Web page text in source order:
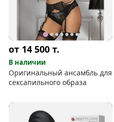
от 14 500т.
В наличии
Оригинальный ансамбль для
сексапильного образа